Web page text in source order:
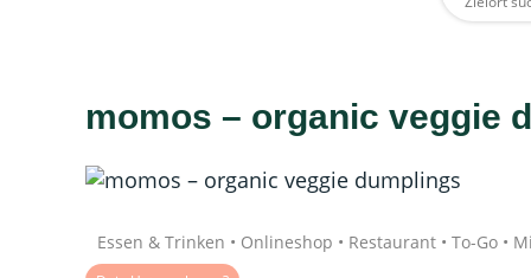
Daten werden geladen
momos – organic veggie
Essen & Trinken • Onlineshop • Restaurant • To-Go •